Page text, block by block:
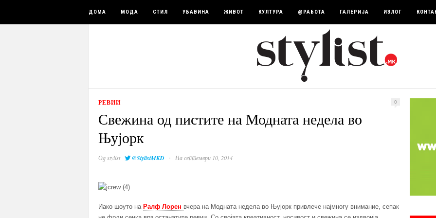
ДОМА МОДА СТИЛ УБАВИНА ЖИВОТ КУЛТУРА @РАБОТА ГАЛЕРИЈА ИЗЛОГ
РЕВИИ 0
Свежина од пистите на Модната недела во
Њујорк
Одstylist @StylistMKD · На септември 10, 2014
Иако шоуто на Ралф Лорен вчера на Модната недела во Њујорк привлече најмногу внимание, сепак